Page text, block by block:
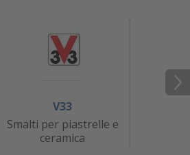
V33
Smalti per piastrelle e
ceramica